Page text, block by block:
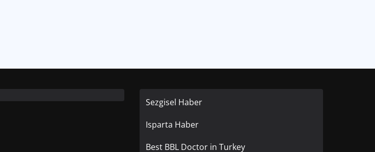
Sezgisel Haber
Isparta Haber
Best BBL Doctor in Turkey